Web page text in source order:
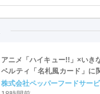
アニメ「ハイキュー!!」×いき
ベルティ「名札風カード」に
対応についてのご案内
株式会社ペッパーフードサー